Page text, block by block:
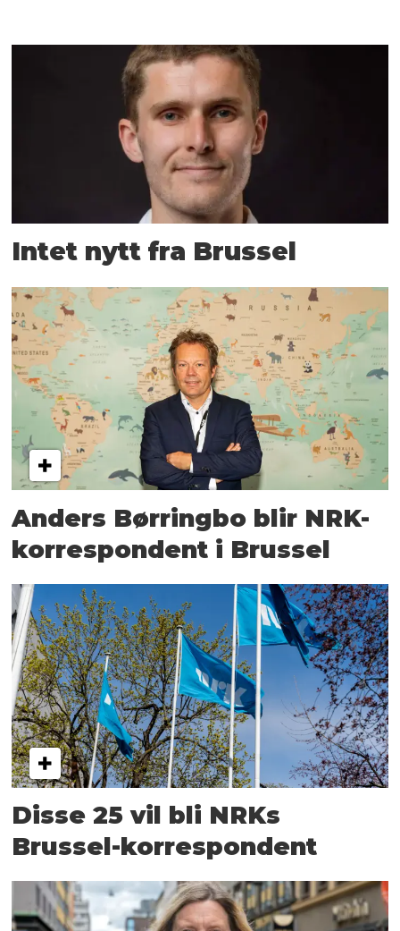
Intet nytt fra Brussel
Anders Børringbo blir NRK-
korrespondent i Brussel
Disse 25 vil bli NRKs
Brussel-korrespondent